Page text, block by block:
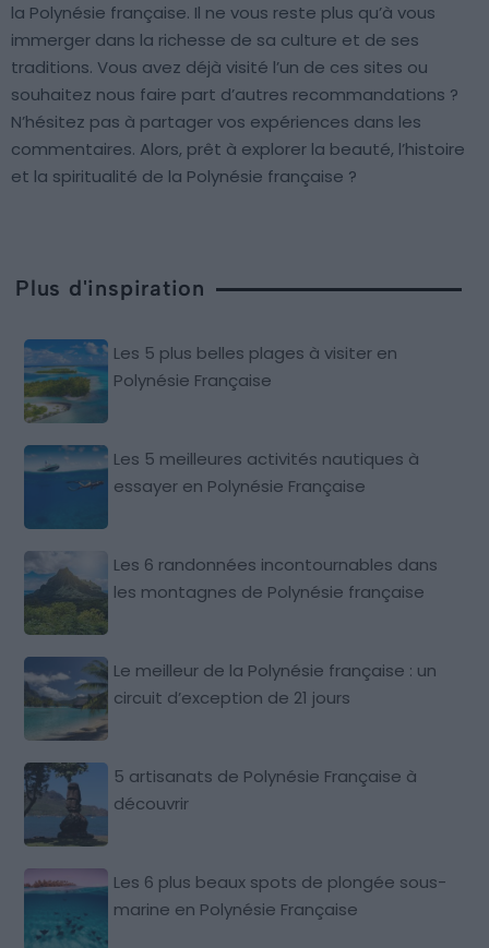
la Polynésie française. Il ne vous reste plus qu’à vous
immerger dans la richesse de sa culture et de ses
traditions. Vous avez déjà visité l’un de ces sites ou
souhaitez nous faire part d’autres recommandations ?
N’hésitez pas à partager vos expériences dans les
commentaires. Alors, prêt à explorer la beauté, l’histoire
et la spiritualité de la Polynésie française ?
Plus d'inspiration
Les 5 plus belles plages à visiter en
Polynésie Française
Les 5 meilleures activités nautiques à
essayer en Polynésie Française
Les 6 randonnées incontournables dans
les montagnes de Polynésie française
Le meilleur de la Polynésie française : un
circuit d’exception de 21 jours
5 artisanats de Polynésie Française à
découvrir
Les 6 plus beaux spots de plongée sous-
marine en Polynésie Française